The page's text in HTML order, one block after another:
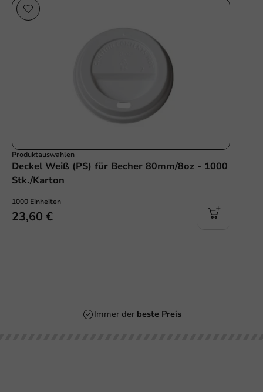
Produktauswahlen
Deckel Weiß (PS) für Becher 80mm/8oz - 1000
Stk./Karton
1000 Einheiten
23,60 €
Immer der beste Preis